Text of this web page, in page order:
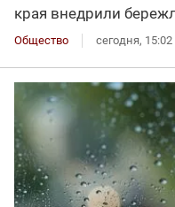
края внедрили
Общество сегодня, 15:02